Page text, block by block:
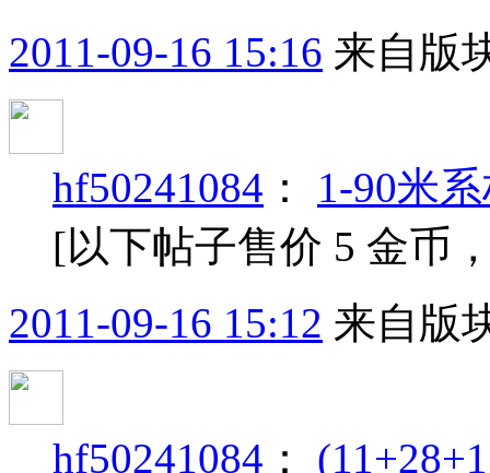
2011-09-16 15:16 来自版
hf50241084 ： 1-90米
[以下帖子售价 5 金币
2011-09-16 15:12 来自版
hf50241084 ：